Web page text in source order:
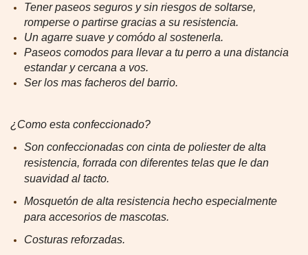
Tener paseos seguros y sin riesgos de soltarse,
romperse o partirse gracias a su resistencia.
Un agarre suave y comódo al sostenerla.
Paseos comodos para llevar a tu perro a una distancia
estandar y cercana a vos.
Ser los mas facheros del barrio.
¿Como esta confeccionado?
Son confeccionadas con cinta de poliester de alta
resistencia, forrada con diferentes telas que le dan
suavidad al tacto.
Mosquetón de alta resistencia hecho especialmente
para accesorios de mascotas.
Costuras reforzadas.